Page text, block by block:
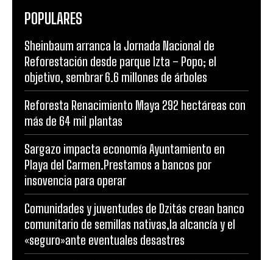
POPULARES
Sheinbaum arranca la Jornada Nacional de
Reforestación desde parque Izta – Popo; el
objetivo, sembrar 6.6 millones de árboles
Reforesta Renacimiento Maya 292 hectáreas con
más de 64 mil plantas
Sargazo impacta economía Ayuntamiento en
Playa del Carmen.Prestamos a bancos por
insovencia para operar
Comunidades y juventudes de Dzitás crean banco
comunitario de semillas nativas,la alcancía y el
«seguro»ante eventuales desastres